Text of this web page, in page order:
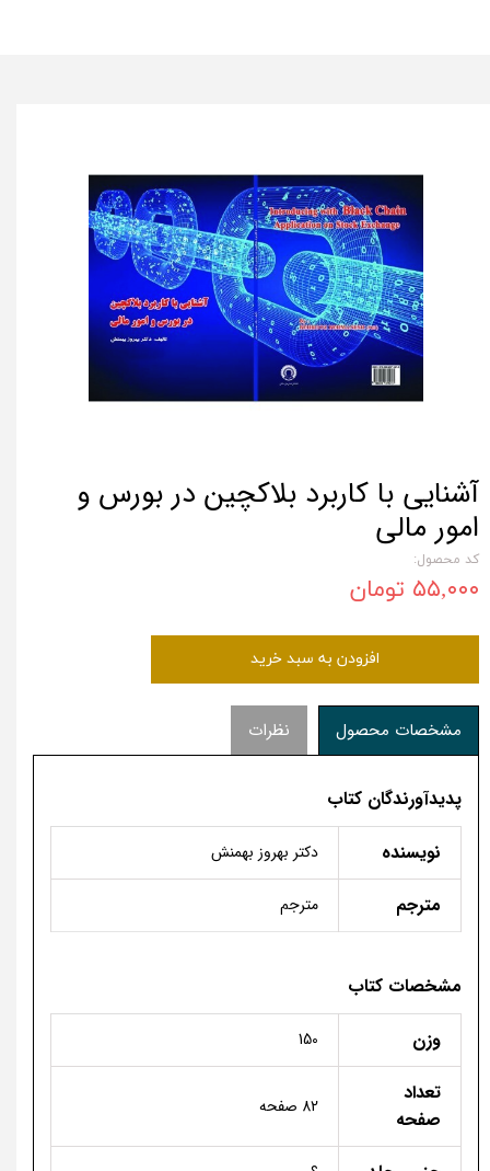
آشنایی با کاربرد بلاکچین در بورس و
امور مالی
کد محصول:
۵۵,۰۰۰ تومان
افزودن به سبد خرید
مشخصات محصول نظرات
پدیدآورندگان کتاب
نویسنده
دکتر بهروز بهمنش
مترجم مترجم
مشخصات کتاب
وزن
150
تعداد
صفحه
82 صفحه